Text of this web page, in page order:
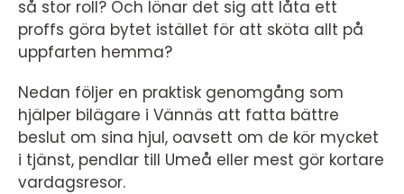
så stor roll? Och lönar det sig att låta ett
proffs göra bytet istället för att sköta allt på
uppfarten hemma?
Nedan följer en praktisk genomgång som
hjälper bilägare i Vännäs att fatta bättre
beslut om sina hjul, oavsett om de kör mycket
i tjänst, pendlar till Umeå eller mest gör kortare
vardagsresor.